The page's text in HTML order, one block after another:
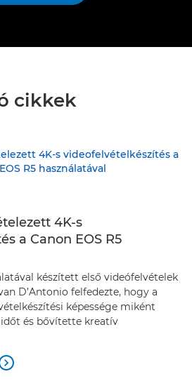
cikkek
4K-s
a Canon EOS R5
készített első videófelvételek
D’Antonio felfedezte, hogy a
képessége miként
és bővítette kreatív
